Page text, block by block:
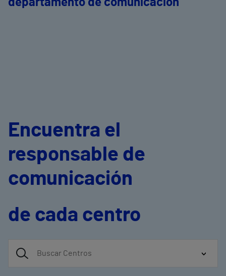
departamento de comunicación
Encuentra el
responsable de
comunicación
de cada centro